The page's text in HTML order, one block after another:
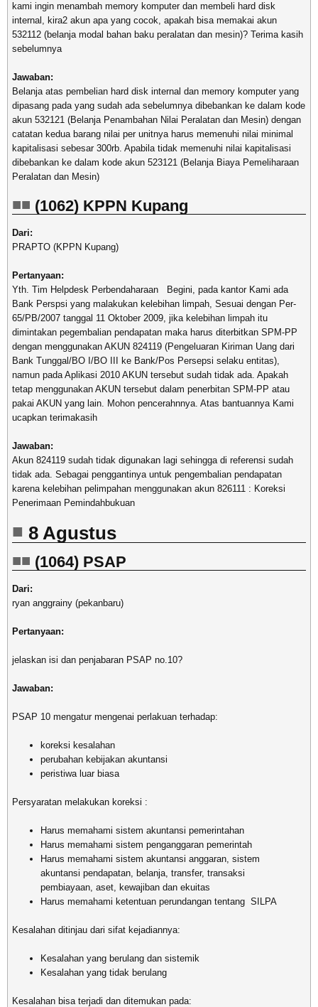
kami ingin menambah memory komputer dan membeli hard disk
internal, kira2 akun apa yang cocok, apakah bisa memakai akun
532112 (belanja modal bahan baku peralatan dan mesin)? Terima kasih
sebelumnya
Jawaban:
Belanja atas pembelian hard disk internal dan memory komputer yang
dipasang pada yang sudah ada sebelumnya dibebankan ke dalam kode
akun 532121 (Belanja Penambahan Nilai Peralatan dan Mesin) dengan
catatan kedua barang nilai per unitnya harus memenuhi nilai minimal
kapitalisasi sebesar 300rb. Apabila tidak memenuhi nilai kapitalisasi
dibebankan ke dalam kode akun 523121 (Belanja Biaya Pemeliharaan
Peralatan dan Mesin)
(1062) KPPN Kupang
Dari:
PRAPTO (KPPN Kupang)
Pertanyaan:
Yth. Tim Helpdesk Perbendaharaan Begini, pada kantor Kami ada
Bank Perspsi yang malakukan kelebihan limpah, Sesuai dengan Per-
65/PB/2007 tanggal 11 Oktober 2009, jika kelebihan limpah itu
dimintakan pegembalian pendapatan maka harus diterbitkan SPM-PP
dengan menggunakan AKUN 824119 (Pengeluaran Kiriman Uang dari
Bank Tunggal/BO I/BO III ke Bank/Pos Persepsi selaku entitas),
namun pada Aplikasi 2010 AKUN tersebut sudah tidak ada. Apakah
tetap menggunakan AKUN tersebut dalam penerbitan SPM-PP atau
pakai AKUN yang lain. Mohon pencerahnnya. Atas bantuannya Kami
ucapkan terimakasih
Jawaban:
Akun 824119 sudah tidak digunakan lagi sehingga di referensi sudah
tidak ada. Sebagai penggantinya untuk pengembalian pendapatan
karena kelebihan pelimpahan menggunakan akun 826111 : Koreksi
Penerimaan Pemindahbukuan
8 Agustus
(1064) PSAP
Dari:
ryan anggrainy (pekanbaru)
Pertanyaan:
jelaskan isi dan penjabaran PSAP no.10?
Jawaban:
PSAP 10 mengatur mengenai perlakuan terhadap:
koreksi kesalahan
perubahan kebijakan akuntansi
peristiwa luar biasa
Persyaratan melakukan koreksi :
Harus memahami sistem akuntansi pemerintahan
Harus memahami sistem penganggaran pemerintah
Harus memahami sistem akuntansi anggaran, sistem
akuntansi pendapatan, belanja, transfer, transaksi
pembiayaan, aset, kewajiban dan ekuitas
Harus memahami ketentuan perundangan tentang SILPA
Kesalahan ditinjau dari sifat kejadiannya:
Kesalahan yang berulang dan sistemik
Kesalahan yang tidak berulang
Kesalahan bisa terjadi dan ditemukan pada: